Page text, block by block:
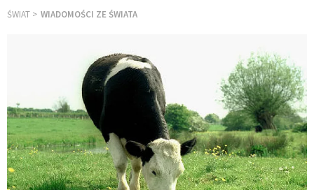
ŚWIAT WIADOMOŚCI ZE ŚWIATA